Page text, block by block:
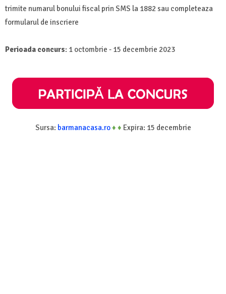
trimite numarul bonului fiscal prin SMS la 1882 sau completeaza
formularul de inscriere
Perioada concurs: 1 octombrie - 15 decembrie 2023
Sursa: barmanacasa.ro♦ ♦ Expira: 15 decembrie